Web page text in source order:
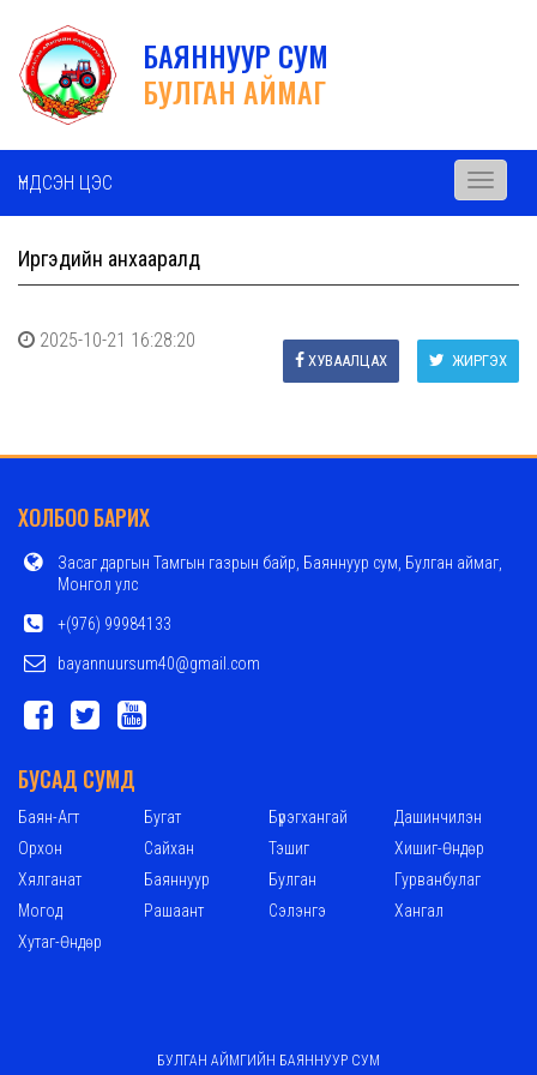
БАЯННУУР СУМ
БУЛГАН АЙМАГ
ҮНДСЭН ЦЭС
Toggle
Иргэдийн анхааралд
2025-10-21 16:28:20
ЖИРГЭХ
ХУВААЛЦАХ
ХОЛБОО БАРИХ
Засаг даргын Тамгын газрын байр, Баяннуур сум, Булган аймаг,
Монгол улс
+(976) 99984133
bayannuursum40@gmail.com
БУСАД СУМД
Баян-Агт Бугат Бүрэгхангай
Дашинчилэн
Орхон
Сайхан Тэшиг
Хишиг-Өндөр
Хялганат
Баяннуур Булган
Гурванбулаг
Могод
Рашаант Сэлэнгэ
Хангал
Хутаг-Өндөр
БУЛГАН АЙМГИЙН БАЯННУУР СУМ